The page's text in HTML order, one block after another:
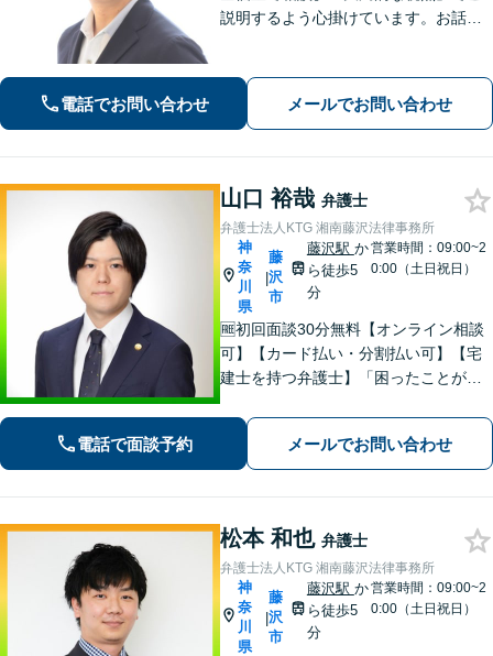
説明するよう心掛けています。お話を
般社団法人の代表者を経験した弁護
士」「AIを活用した効率的な契約書レ
電話でお問い合わせ メールでお問い合わせ
山口 裕哉 弁護士
弁護士法人KTG 湘南藤沢法律事務所
神
奈
川
県
|
藤
沢
市
藤沢駅 か
ら徒歩5
分
営業時間：09:00~2
0:00（土日祝日）
🆓初回面談30分無料【オンライン相談
可】【カード払い・分割払い可】【宅
建士を持つ弁護士】「困ったことがあ
いただけるような、ワンストップサー
ビスを提供しています。お気軽にご相
談ください。
電話で面談予約 メールでお問い合わせ
松本 和也 弁護士
弁護士法人KTG 湘南藤沢法律事務所
神
奈
川
県
|
藤
沢
市
藤沢駅 か
ら徒歩5
分
営業時間：09:00~2
0:00（土日祝日）